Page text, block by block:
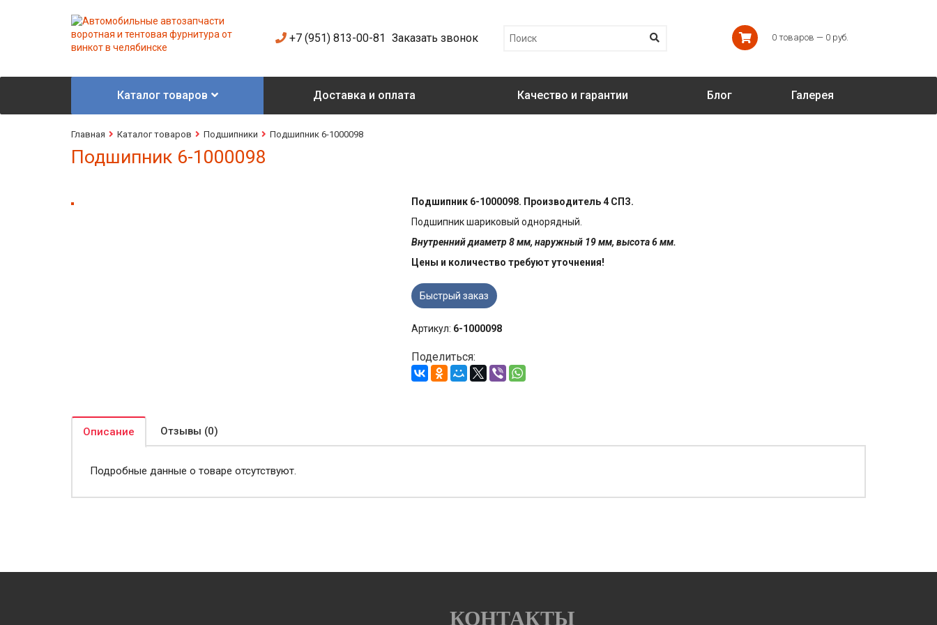
+7 (951) 813-00-81 Заказать звонок 0 товаров — 0 руб.
Каталог товаров Доставка и оплата Качество и гарантии Блог Галерея
Главная Каталог товаров Подшипники Подшипник 6-1000098
Подшипник 6-1000098
Подшипник 6-1000098. Производитель 4 СПЗ.
Подшипник шариковый однорядный.
Внутренний диаметр 8 мм, наружный 19 мм, высота 6 мм.
Цены и количество требуют уточнения!
Быстрый заказ
Артикул: 6-1000098
Поделиться:
Описание Отзывы (0)
Подробные данные о товаре отсутствуют.
КОНТАКТЫ